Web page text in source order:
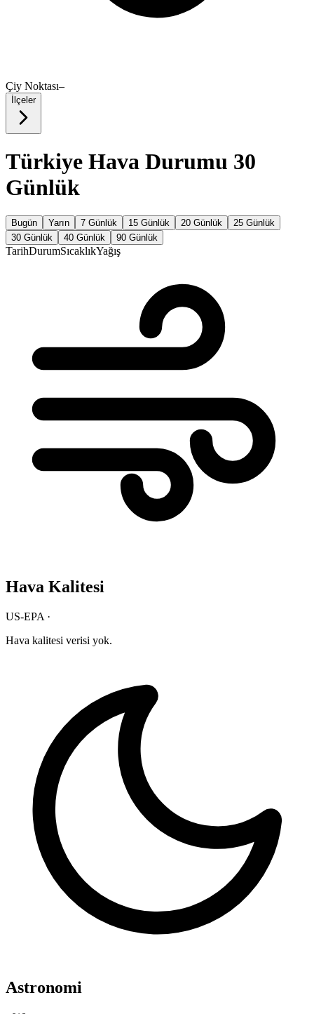
Çiy Noktası–
İlçeler
Türkiye Hava Durumu 30
Günlük
Bugün Yarın 7 Günlük 15 Günlük 20 Günlük
25 Günlük
30 Günlük
40 Günlük 90 Günlük
TarihDurumSıcaklıkYağış
Hava Kalitesi
US-EPA ·
Hava kalitesi verisi yok.
Astronomi